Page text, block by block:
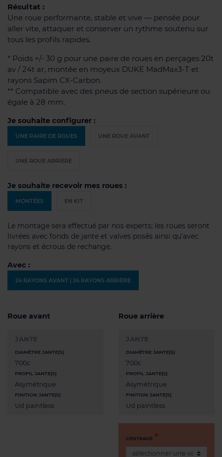
Résultat :
Une roue performante, stable et vive — pensée pour
aller vite, attaquer et conserver un rythme soutenu sur
tous les profils rapides.
* Poids +/- 30 g pour une paire de roues en perçages 20t
av / 24t ar, montée en moyeux DUKE MadMax3-T et
rayons Sapim CX-Carbon.
** Compatible avec des pneus de section supérieure ou
égale à 28 mm.
Je souhaite configurer :
UNE PAIRE DE ROUES UNE ROUE AVANT
UNE ROUE ARRIÈRE
Je souhaite recevoir mes roues :
MONTÉES EN KIT
Le montage sera effectué par nos experts; les roues seront
livrées avec fonds de jante et valves posés ainsi qu’avec
rayons et écrous de rechange.
Avec :
24 RAYONS AVANT | 24 RAYONS ARRIÈRE
Roue avant
JANTE
DIAMÈTRE JANTE(S)
700c
PROFIL JANTE(S)
Asymétrique
FINITION JANTE(S)
Ud paintless
Roue arrière
JANTE
DIAMÈTRE JANTE(S)
700c
PROFIL JANTE(S)
Asymétrique
FINITION JANTE(S)
Ud paintless
CENTRAGE